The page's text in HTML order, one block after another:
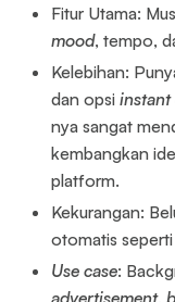
Fitur Utama:
mood, tempo,
Kelebihan:
dan opsiinstant
nya sangat
kembangkan
platform.
Kekurangan:
otomatis
Use case:
advertisement,